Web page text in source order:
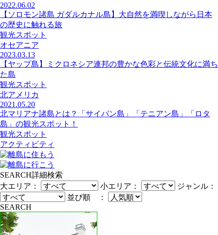
2022.06.02
【ソロモン諸島 ガダルカナル島】大自然を満喫しながら日本
の歴史に触れる旅
観光スポット
オセアニア
2023.03.13
【ヤップ島】ミクロネシア連邦の豊かな色彩と伝統文化に満ち
た島
観光スポット
北アメリカ
2021.05.20
北マリアナ諸島とは？「サイパン島」「テニアン島」「ロタ
島」の観光スポット！
観光スポット
アクティビティ
SEARCH詳細検索
大エリア：
小エリア：
ジャンル：
並び順 ：
SEARCH